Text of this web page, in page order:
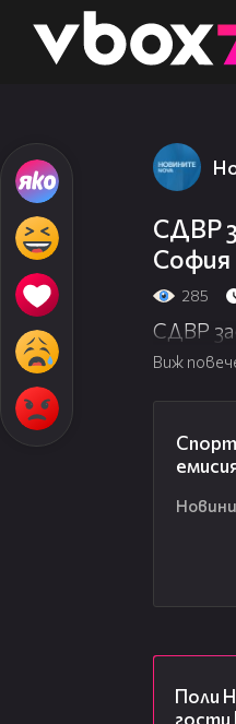
👾
СДВР
София
285
СДВР
Виж
Поли
гости